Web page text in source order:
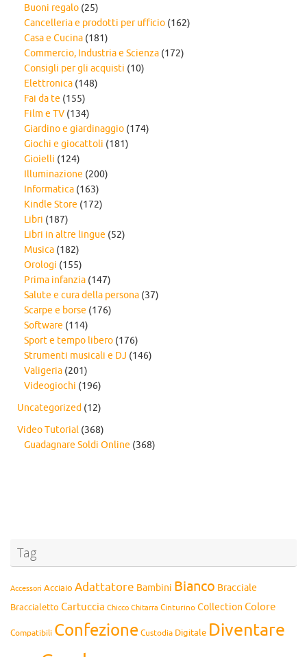
Buoni regalo (25)
Cancelleria e prodotti per ufficio (162)
Casa e Cucina (181)
Commercio, Industria e Scienza (172)
Consigli per gli acquisti (10)
Elettronica (148)
Fai da te (155)
Film e TV (134)
Giardino e giardinaggio (174)
Giochi e giocattoli (181)
Gioielli (124)
Illuminazione (200)
Informatica (163)
Kindle Store (172)
Libri (187)
Libri in altre lingue (52)
Musica (182)
Orologi (155)
Prima infanzia (147)
Salute e cura della persona (37)
Scarpe e borse (176)
Software (114)
Sport e tempo libero (176)
Strumenti musicali e DJ (146)
Valigeria (201)
Videogiochi (196)
Uncategorized (12)
Video Tutorial (368)
Guadagnare Soldi Online (368)
Tag
Accessori Acciaio Adattatore Bambini Bianco Bracciale
Braccialetto Cartuccia Chicco Chitarra Cinturino Collection Colore
Compatibili Confezione Custodia Digitale Diventare